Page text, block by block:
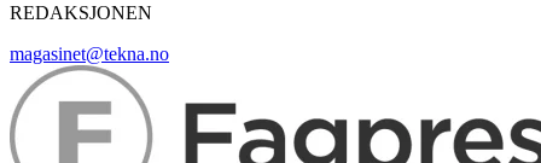
REDAKSJONEN
magasinet@tekna.no